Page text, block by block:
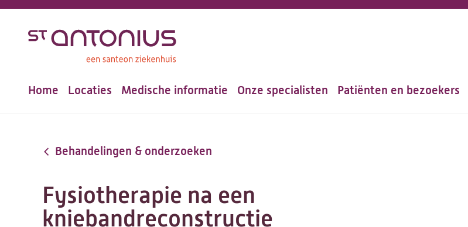
inhoud
Hoofdnavigatie
Home Locaties Medische informatie Onze specialisten Patiënten en bezoekers
Behandelingen & onderzoeken
Fysiotherapie na een
kniebandreconstructie